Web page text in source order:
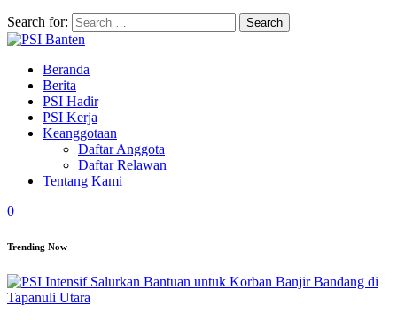
Search for:
Beranda
Berita
PSI Hadir
PSI Kerja
Keanggotaan
Daftar Anggota
Daftar Relawan
Tentang Kami
0
Trending Now